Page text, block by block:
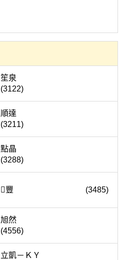
笙泉
(3122)
順達
(3211)
點晶
(3288)
豐 (3485)
旭然
(4556)
立凱－ＫＹ